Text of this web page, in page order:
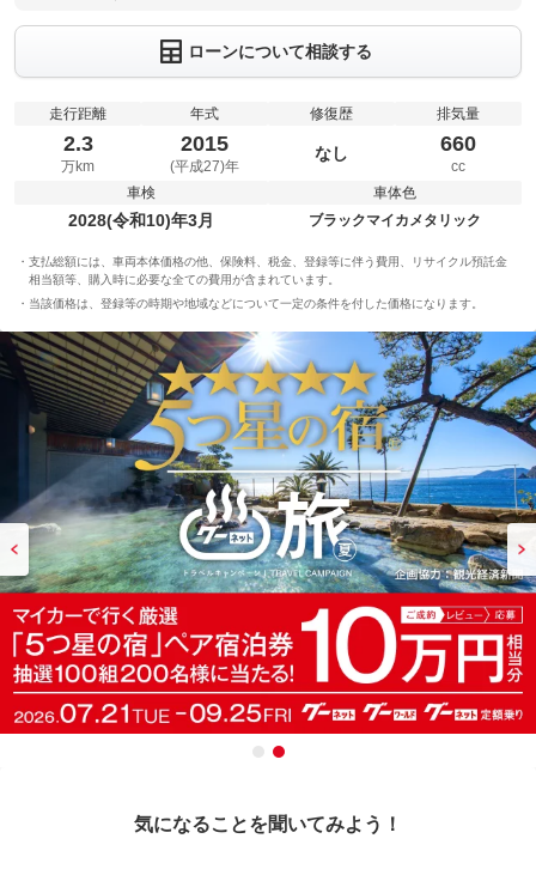
ローンについて相談する
走行距離
2.3
万km
年式
2015
(平成27)年
修復歴
なし
排気量
660
cc
車検
2028(令和10)年3月
車体色
ブラックマイカメタリック
支払総額には、車両本体価格の他、保険料、税金、登録等に伴う費用、リサイクル預託金
相当額等、購入時に必要な全ての費用が含まれています。
当該価格は、登録等の時期や地域などについて一定の条件を付した価格になります。
気になることを聞いてみよう！